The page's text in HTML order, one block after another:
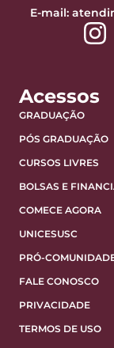
E-mail:
Acessos
GRADUAÇÃO
PÓS GRADUAÇÃO
CURSOS LIVRES
BOLSAS E
COMECE AGORA
UNICESUSC
PRÓ-
FALE CONOSCO
PRIVACIDADE
TERMOS DE USO